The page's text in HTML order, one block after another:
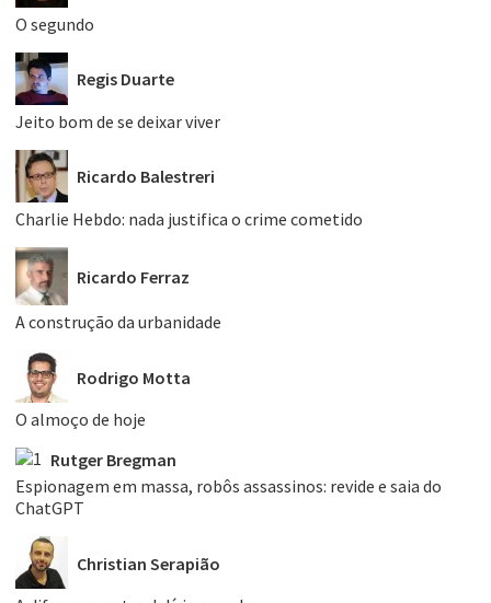
O segundo
Regis Duarte
Jeito bom de se deixar viver
Ricardo Balestreri
Charlie Hebdo: nada justifica o crime cometido
Ricardo Ferraz
A construção da urbanidade
Rodrigo Motta
O almoço de hoje
Rutger Bregman
Espionagem em massa, robôs assassinos: revide e saia do
ChatGPT
Christian Serapião